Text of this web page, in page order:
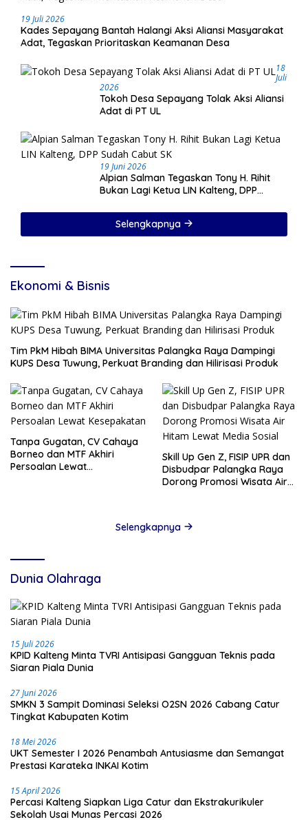
19 Juli 2026
Kades Sepayang Bantah Halangi Aksi Aliansi Masyarakat
Adat, Tegaskan Prioritaskan Keamanan Desa
18
Juli
2026
Tokoh Desa Sepayang Tolak Aksi Aliansi
Adat di PT UL
19 Juni 2026
Alpian Salman Tegaskan Tony H. Rihit
Bukan Lagi Ketua LIN Kalteng, DPP
Selengkapnya
Ekonomi & Bisnis
Tim PkM Hibah BIMA Universitas Palangka Raya Dampingi
KUPS Desa Tuwung, Perkuat Branding dan Hilirisasi Produk
Tanpa Gugatan, CV Cahaya
Borneo dan MTF Akhiri
Persoalan Lewat
Skill Up Gen Z, FISIP UPR dan
Disbudpar Palangka Raya
Dorong Promosi Wisata Air
Selengkapnya
Dunia Olahraga
15 Juli 2026
KPID Kalteng Minta TVRI Antisipasi Gangguan Teknis pada
Siaran Piala Dunia
27 Juni 2026
SMKN 3 Sampit Dominasi Seleksi O2SN 2026 Cabang Catur
Tingkat Kabupaten Kotim
18 Mei 2026
UKT Semester I 2026 Penambah Antusiasme dan Semangat
Prestasi Karateka INKAI Kotim
15 April 2026
Percasi Kalteng Siapkan Liga Catur dan Ekstrakurikuler
Sekolah Usai Munas Percasi 2026